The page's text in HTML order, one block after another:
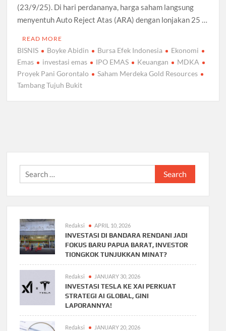
(23/9/25). Di hari perdananya, harga saham langsung
menyentuh Auto Reject Atas (ARA) dengan lonjakan 25 …
READ MORE
BISNIS Boyke Abidin Bursa Efek Indonesia
Ekonomi
Emas
investasi emas IPO EMAS Keuangan
MDKA
Proyek Pani Gorontalo
Saham Merdeka Gold Resources
Tambang Tujuh Bukit
Search
for:
Redaksi APRIL 10, 2026
INVESTASI DI BANDARA RENDANI JADI
FOKUS BARU PAPUA BARAT, INVESTOR
TIONGKOK TUNJUKKAN MINAT?
Redaksi JANUARY 30, 2026
INVESTASI TESLA KE XAI PERKUAT
STRATEGI AI GLOBAL, GINI
LAPORANNYA!
Redaksi JANUARY 20, 2026